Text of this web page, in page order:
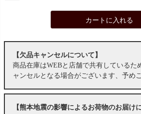
カートに入れる
【欠品キャンセルについて】
商品在庫はWEBと店舗で共有しているた
ャンセルとなる場合がございます、予め
【熊本地震の影響によるお荷物のお届け